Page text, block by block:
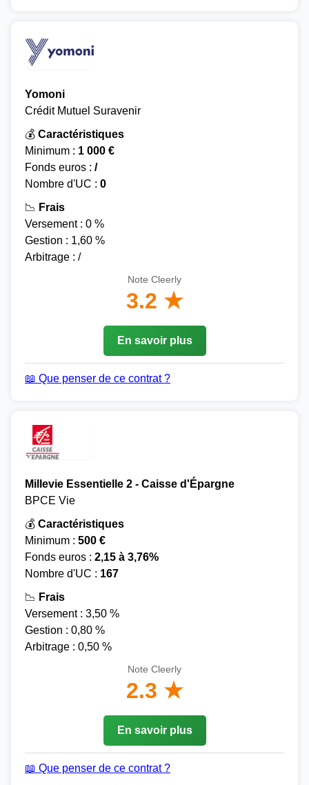
Yomoni
Crédit Mutuel Suravenir
💰 Caractéristiques
Minimum : 1 000 €
Fonds euros : /
Nombre d'UC : 0
📉 Frais
Versement : 0 %
Gestion : 1,60 %
Arbitrage : /
Note Cleerly
3.2 ★
En savoir plus
📖 Que penser de ce contrat ?
Millevie Essentielle 2 - Caisse d'Épargne
BPCE Vie
💰 Caractéristiques
Minimum : 500 €
Fonds euros : 2,15 à 3,76%
Nombre d'UC : 167
📉 Frais
Versement : 3,50 %
Gestion : 0,80 %
Arbitrage : 0,50 %
Note Cleerly
2.3 ★
En savoir plus
📖 Que penser de ce contrat ?